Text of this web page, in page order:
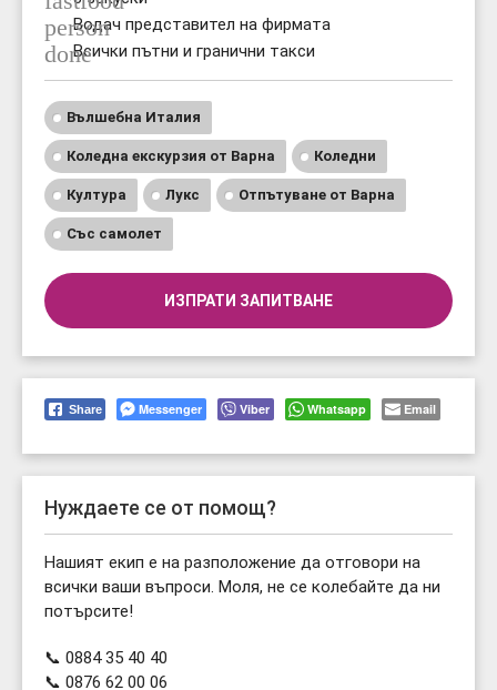
person
Водач представител на фирмата
doneВсички пътни и гранични такси
Вълшебна Италия
Коледна екскурзия от Варна Коледни
Култура Лукс Отпътуване от Варна
Със самолет
ИЗПРАТИ ЗАПИТВАНЕ
Share Messenger Viber Whatsapp Email
Нуждаете се от помощ?
Нашият екип е на разположение да отговори на
всички ваши въпроси. Моля, не се колебайте да ни
потърсите!
📞 0884 35 40 40
📞 0876 62 00 06